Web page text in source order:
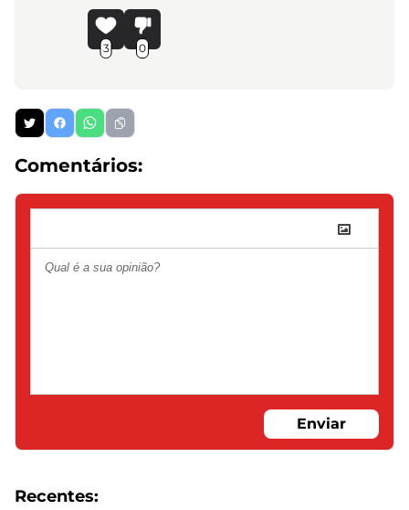
3 0
Comentários:
Enviar
Recentes: